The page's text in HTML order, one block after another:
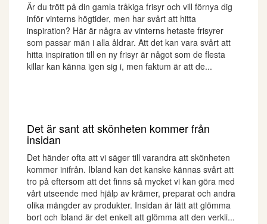
Är du trött på din gamla tråkiga frisyr och vill förnya dig
inför vinterns högtider, men har svårt att hitta
inspiration? Här är några av vinterns hetaste frisyrer
som passar män i alla åldrar. Att det kan vara svårt att
hitta inspiration till en ny frisyr är något som de flesta
killar kan känna igen sig i, men faktum är att de...
Det är sant att skönheten kommer från
insidan
Det händer ofta att vi säger till varandra att skönheten
kommer inifrån. Ibland kan det kanske kännas svårt att
tro på eftersom att det finns så mycket vi kan göra med
vårt utseende med hjälp av krämer, preparat och andra
olika mängder av produkter. Insidan är lätt att glömma
bort och ibland är det enkelt att glömma att den verkli...